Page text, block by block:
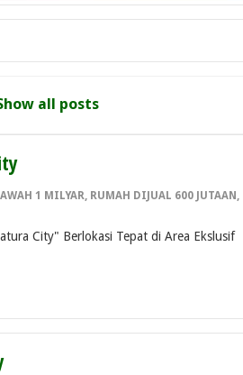
all posts
1 MILYAR RUMAH DIJUAL 600 JUTAAN
City" Berlokasi Tepat di Area Ekslusif